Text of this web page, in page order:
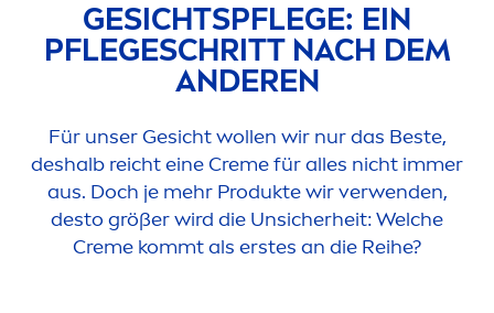
GESICHTSPFLEGE: EIN
PFLEGESCHRITT NACH DEM
ANDEREN
Für unser Gesicht wollen wir nur das Beste,
deshalb reicht eine Cremefür alles nicht immer
aus. Doch je mehr Produkte wir verwenden,
desto größer wird die Unsicherheit: Welche
Creme kommt als erstes an die Reihe?